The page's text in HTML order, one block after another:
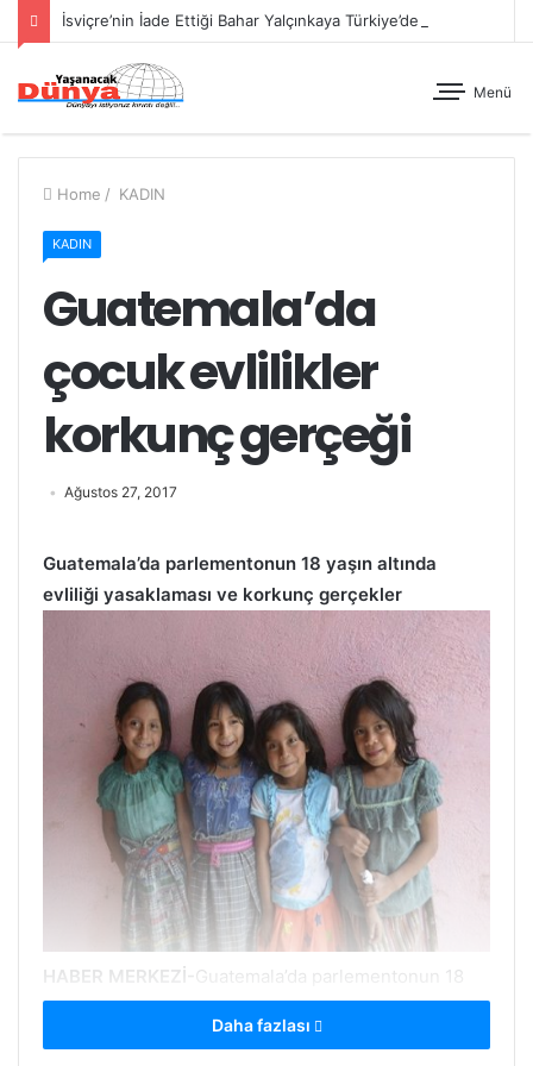
Menü
Home / KADIN
KADIN
Guatemala’da
çocuk evlilikler
korkunç gerçeği
Ağustos 27, 2017
Guatemala’da parlementonun 18 yaşın altında
evliliği yasaklaması ve korkunç gerçekler
HABER MERKEZİ- Guatemala’da parlementonun 18
yaşın altında evliliği yasaklaması küçük yaşta
evlilikler ve evliliğe zorlanmalar konusundaki
Daha fazlası